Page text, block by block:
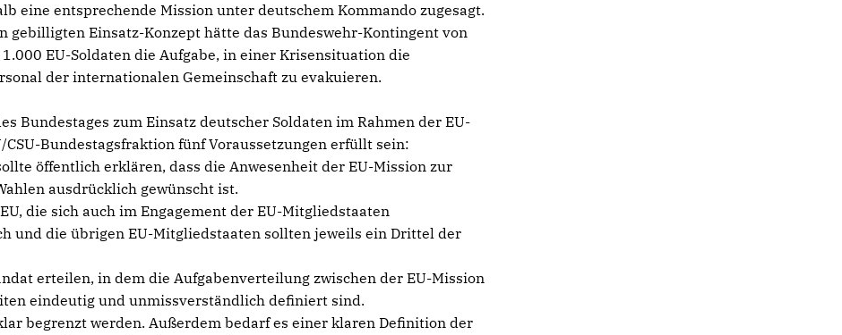
eine entsprechende Mission unter deutschem Kommando zugesagt.
gebilligten Einsatz-Konzept hätte das Bundeswehr-Kontingent von
EU-Soldaten die Aufgabe, in einer Krisensituation die
der internationalen Gemeinschaft zu evakuieren.
Bundestages zum Einsatz deutscher Soldaten im Rahmen der EU-
CSU-Bundestagsfraktion fünf Voraussetzungen erfüllt sein:
öffentlich erklären, dass die Anwesenheit der EU-Mission zur
ausdrücklich gewünscht ist.
die sich auch im Engagement der EU-Mitgliedstaaten
und die übrigen EU-Mitgliedstaaten sollten jeweils ein Drittel der
erteilen, in dem die Aufgabenverteilung zwischen der EU-Mission
eindeutig und unmissverständlich definiert sind.
begrenzt werden. Außerdem bedarf es einer klaren Definition der